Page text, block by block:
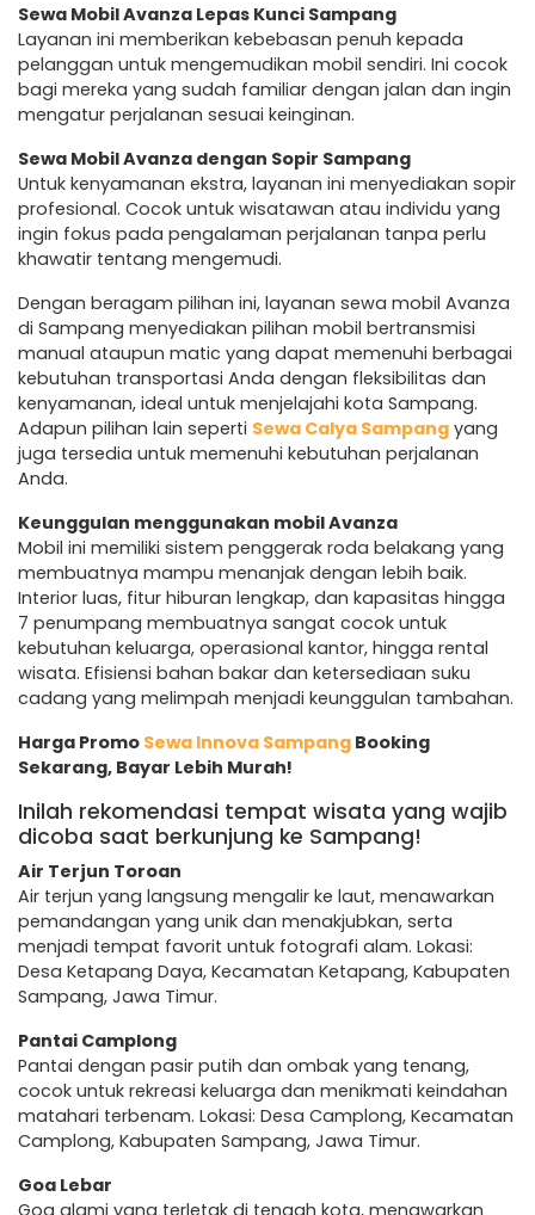
Sewa Mobil Avanza Lepas Kunci Sampang
Layanan ini memberikan kebebasan penuh kepada
pelanggan untuk mengemudikan mobil sendiri. Ini cocok
bagi mereka yang sudah familiar dengan jalan dan ingin
mengatur perjalanan sesuai keinginan.
Sewa Mobil Avanza dengan Sopir Sampang
Untuk kenyamanan ekstra, layanan ini menyediakan sopir
profesional. Cocok untuk wisatawan atau individu yang
ingin fokus pada pengalaman perjalanan tanpa perlu
khawatir tentang mengemudi.
Dengan beragam pilihan ini, layanan sewa mobil Avanza
di Sampang menyediakan pilihan mobil bertransmisi
manual ataupun matic yang dapat memenuhi berbagai
kebutuhan transportasi Anda dengan fleksibilitas dan
kenyamanan, ideal untuk menjelajahi kota Sampang.
Adapun pilihan lain seperti Sewa Calya Sampang yang
juga tersedia untuk memenuhi kebutuhan perjalanan
Anda.
Keunggulan menggunakan mobil Avanza
Mobil ini memiliki sistem penggerak roda belakang yang
membuatnya mampu menanjak dengan lebih baik.
Interior luas, fitur hiburan lengkap, dan kapasitas hingga
7 penumpang membuatnya sangat cocok untuk
kebutuhan keluarga, operasional kantor, hingga rental
wisata. Efisiensi bahan bakar dan ketersediaan suku
cadang yang melimpah menjadi keunggulan tambahan.
Harga Promo Sewa Innova Sampang Booking
Sekarang, Bayar Lebih Murah!
Inilah rekomendasi tempat wisata yang wajib
dicoba saat berkunjung ke Sampang!
Air Terjun Toroan
Air terjun yang langsung mengalir ke laut, menawarkan
pemandangan yang unik dan menakjubkan, serta
menjadi tempat favorit untuk fotografi alam. Lokasi:
Desa Ketapang Daya, Kecamatan Ketapang, Kabupaten
Sampang, Jawa Timur.
Pantai Camplong
Pantai dengan pasir putih dan ombak yang tenang,
cocok untuk rekreasi keluarga dan menikmati keindahan
matahari terbenam. Lokasi: Desa Camplong, Kecamatan
Camplong, Kabupaten Sampang, Jawa Timur.
Goa Lebar
Goa alami yang terletak di tengah kota, menawarkan